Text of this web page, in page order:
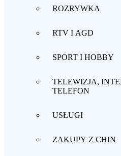
ROZRYWKA
RTV I AGD
SPORT I HOBBY
TELEWIZJA,
TELEFON
USŁUGI
ZAKUPY Z CHIN